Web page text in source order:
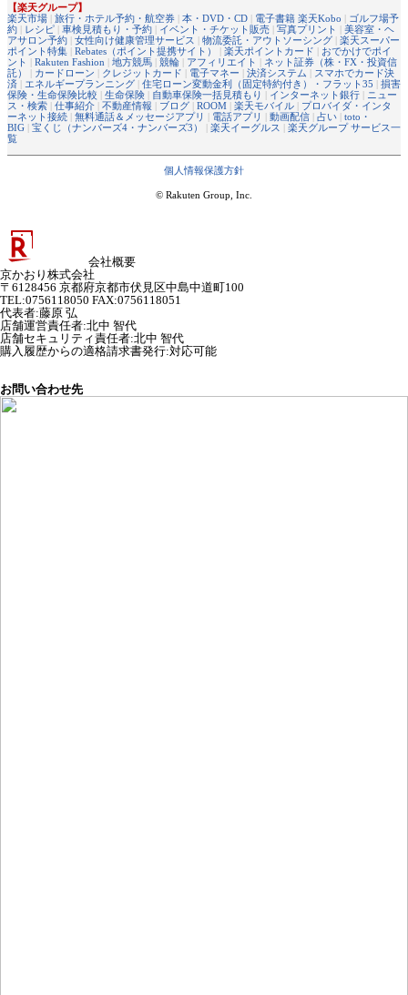
【楽天グループ】
楽天市場 | 旅行・ホテル予約・航空券 | 本・DVD・CD | 電子書籍 楽天Kobo | ゴルフ場予
約 | レシピ | 車検見積もり・予約 | イベント・チケット販売 | 写真プリント | 美容室・ヘ
アサロン予約 | 女性向け健康管理サービス | 物流委託・アウトソーシング | 楽天スーパー
ポイント特集 | Rebates（ポイント提携サイト） | 楽天ポイントカード | おでかけでポイ
ント | Rakuten Fashion | 地方競馬 | 競輪 | アフィリエイト | ネット証券（株・FX・投資信
託）
| カードローン | クレジットカード | 電子マネー | 決済システム | スマホでカード決
済 | エネルギープランニング | 住宅ローン変動金利（固定特約付き）・フラット35 | 損害
保険・生命保険比較 | 生命保険 | 自動車保険一括見積もり | インターネット銀行 | ニュー
ス・検索 | 仕事紹介 | 不動産情報 | ブログ | ROOM | 楽天モバイル | プロバイダ・インタ
ーネット接続 | 無料通話＆メッセージアプリ | 電話アプリ | 動画配信 | 占い | toto・
BIG | 宝くじ（ナンバーズ4・ナンバーズ3） | 楽天イーグルス | 楽天グループ サービス一
覧
個人情報保護方針
© Rakuten Group, Inc.
会社概要
京かおり株式会社
〒6128456 京都府京都市伏見区中島中道町100
TEL:0756118050 FAX:0756118051
代表者:藤原 弘
店舗運営責任者:北中 智代
店舗セキュリティ責任者:北中 智代
購入履歴からの適格請求書発行:対応可能
お問い合わせ先